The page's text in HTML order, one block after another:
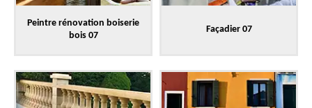
Peintre rénovation boiserie
bois 07
Façadier 07